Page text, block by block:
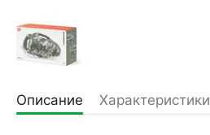
Описание Характеристики